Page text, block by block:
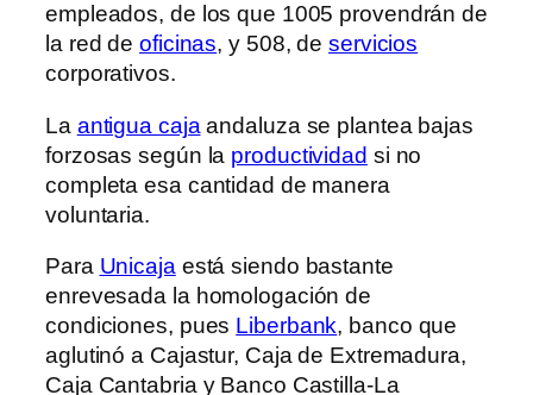
empleados, de los que 1005 provendrán de
la red deoficinas, y 508, deservicios
corporativos.
La antigua caja andaluza se plantea bajas
forzosas según la productividad si no
completa esa cantidad de manera
voluntaria.
Para Unicajaestá siendo bastante
enrevesada la homologación de
condiciones, pues Liberbank, banco que
aglutinó a Cajastur, Caja de Extremadura,
Caja Cantabria y Banco Castilla-La